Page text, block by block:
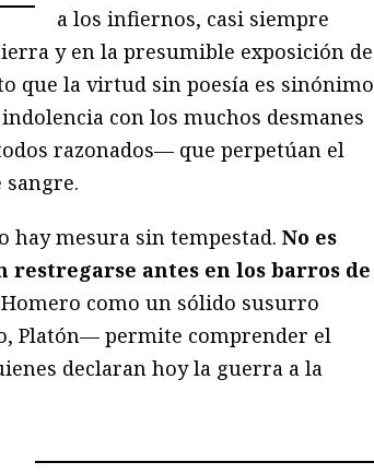
a los infiernos, casi siempre
y en la presumible exposición de
que la virtud sin poesía es sinónimo
con los muchos desmanes
razonados— que perpetúan el
hay mesura sin tempestad. No es
antes en los barros de
Homero como un sólido susurro
Platón— permite comprender el
declaran hoy la guerra a la